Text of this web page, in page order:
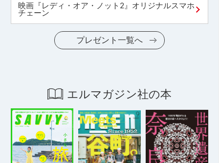
映画『レディ・オア・ノット2』オリジナルスマホ
チェーン
プレゼント一覧へ
エルマガジン社の本